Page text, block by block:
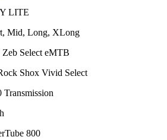
LITE
Mid, Long, XLong
Select eMTB
Shox Vivid Select
Transmission
800